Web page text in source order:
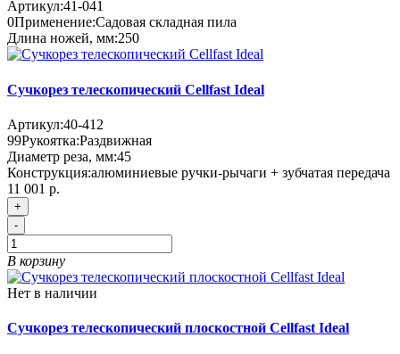
Артикул:41-041
0Применение:Садовая складная пила
Длина ножей, мм:250
Сучкорез телескопический Cellfast Ideal
Артикул:40-412
99Рукоятка:Раздвижная
Диаметр реза, мм:45
Конструкция:алюминиевые ручки-рычаги + зубчатая передача
11 001 р.
+
-
В корзину
Нет в наличии
Сучкорез телескопический плоскостной Cellfast Ideal